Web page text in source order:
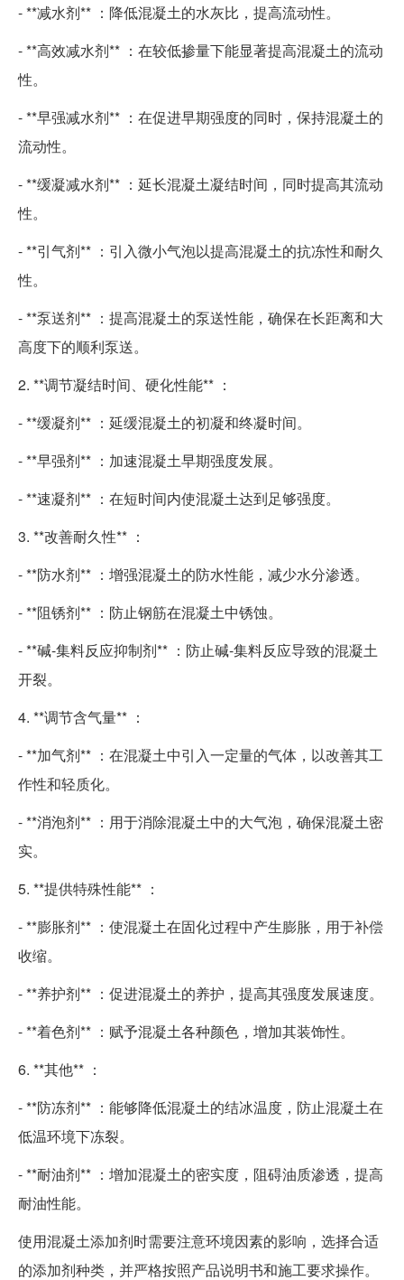
- **减水剂** ：降低混凝土的水灰比，提高流动性。
- **高效减水剂** ：在较低掺量下能显著提高混凝土的流动
性。
- **早强减水剂** ：在促进早期强度的同时，保持混凝土的
流动性。
- **缓凝减水剂** ：延长混凝土凝结时间，同时提高其流动
性。
- **引气剂** ：引入微小气泡以提高混凝土的抗冻性和耐久
性。
- **泵送剂** ：提高混凝土的泵送性能，确保在长距离和大
高度下的顺利泵送。
2. **调节凝结时间、硬化性能** ：
- **缓凝剂** ：延缓混凝土的初凝和终凝时间。
- **早强剂** ：加速混凝土早期强度发展。
- **速凝剂** ：在短时间内使混凝土达到足够强度。
3. **改善耐久性** ：
- **防水剂** ：增强混凝土的防水性能，减少水分渗透。
- **阻锈剂** ：防止钢筋在混凝土中锈蚀。
- **碱-集料反应抑制剂** ：防止碱-集料反应导致的混凝土
开裂。
4. **调节含气量** ：
- **加气剂** ：在混凝土中引入一定量的气体，以改善其工
作性和轻质化。
- **消泡剂** ：用于消除混凝土中的大气泡，确保混凝土密
实。
5. **提供特殊性能** ：
- **膨胀剂** ：使混凝土在固化过程中产生膨胀，用于补偿
收缩。
- **养护剂** ：促进混凝土的养护，提高其强度发展速度。
- **着色剂** ：赋予混凝土各种颜色，增加其装饰性。
6. **其他** ：
- **防冻剂** ：能够降低混凝土的结冰温度，防止混凝土在
低温环境下冻裂。
- **耐油剂** ：增加混凝土的密实度，阻碍油质渗透，提高
耐油性能。
使用混凝土添加剂时需要注意环境因素的影响，选择合适
的添加剂种类，并严格按照产品说明书和施工要求操作。